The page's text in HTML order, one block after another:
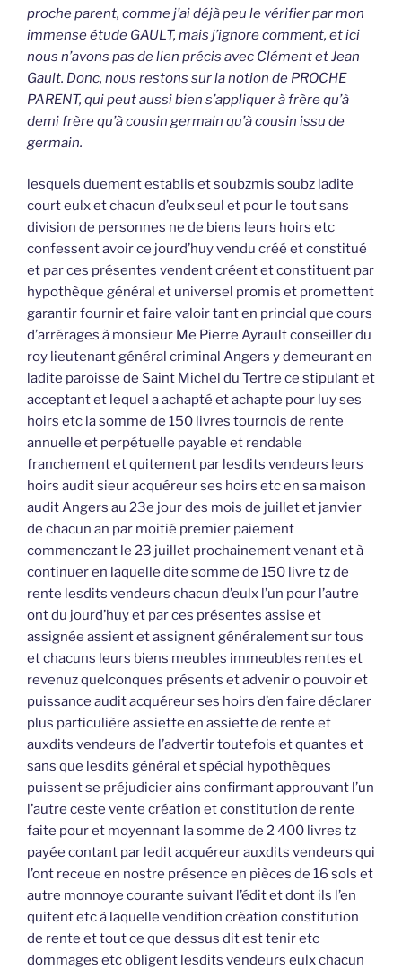
proche parent, comme j’ai déjà peu le vérifier par mon
immense étude GAULT, mais j’ignore comment, et ici
nous n’avons pas de lien précis avec Clément et Jean
Gault. Donc, nous restons sur la notion de PROCHE
PARENT, qui peut aussi bien s’appliquer à frère qu’à
demi frère qu’à cousin germain qu’à cousin issu de
germain.
lesquels duement establis et soubzmis soubz ladite
court eulx et chacun d’eulx seul et pour le tout sans
division de personnes ne de biens leurs hoirs etc
confessent avoir ce jourd’huy vendu créé et constitué
et par ces présentes vendent créent et constituent par
hypothèque général et universel promis et promettent
garantir fournir et faire valoir tant en princial que cours
d’arrérages à monsieur Me Pierre Ayrault conseiller du
roy lieutenant général criminal Angers y demeurant en
ladite paroisse de Saint Michel du Tertre ce stipulant et
acceptant et lequel a achapté et achapte pour luy ses
hoirs etc la somme de 150 livres tournois de rente
annuelle et perpétuelle payable et rendable
franchement et quitement par lesdits vendeurs leurs
hoirs audit sieur acquéreur ses hoirs etc en sa maison
audit Angers au 23e jour des mois de juillet et janvier
de chacun an par moitié premier paiement
commenczant le 23 juillet prochainement venant et à
continuer en laquelle dite somme de 150 livre tz de
rente lesdits vendeurs chacun d’eulx l’un pour l’autre
ont du jourd’huy et par ces présentes assise et
assignée assient et assignent généralement sur tous
et chacuns leurs biens meubles immeubles rentes et
revenuz quelconques présents et advenir o pouvoir et
puissance audit acquéreur ses hoirs d’en faire déclarer
plus particulière assiette en assiette de rente et
auxdits vendeurs de l’advertir toutefois et quantes et
sans que lesdits général et spécial hypothèques
puissent se préjudicier ains confirmant approuvant l’un
l’autre ceste vente création et constitution de rente
faite pour et moyennant la somme de 2 400 livres tz
payée contant par ledit acquéreur auxdits vendeurs qui
l’ont receue en nostre présence en pièces de 16 sols et
autre monnoye courante suivant l’édit et dont ils l’en
quitent etc à laquelle vendition création constitution
de rente et tout ce que dessus dit est tenir etc
dommages etc obligent lesdits vendeurs eulx chacun